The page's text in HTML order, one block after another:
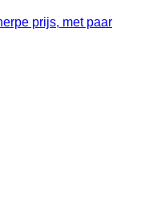
prijs, met paar